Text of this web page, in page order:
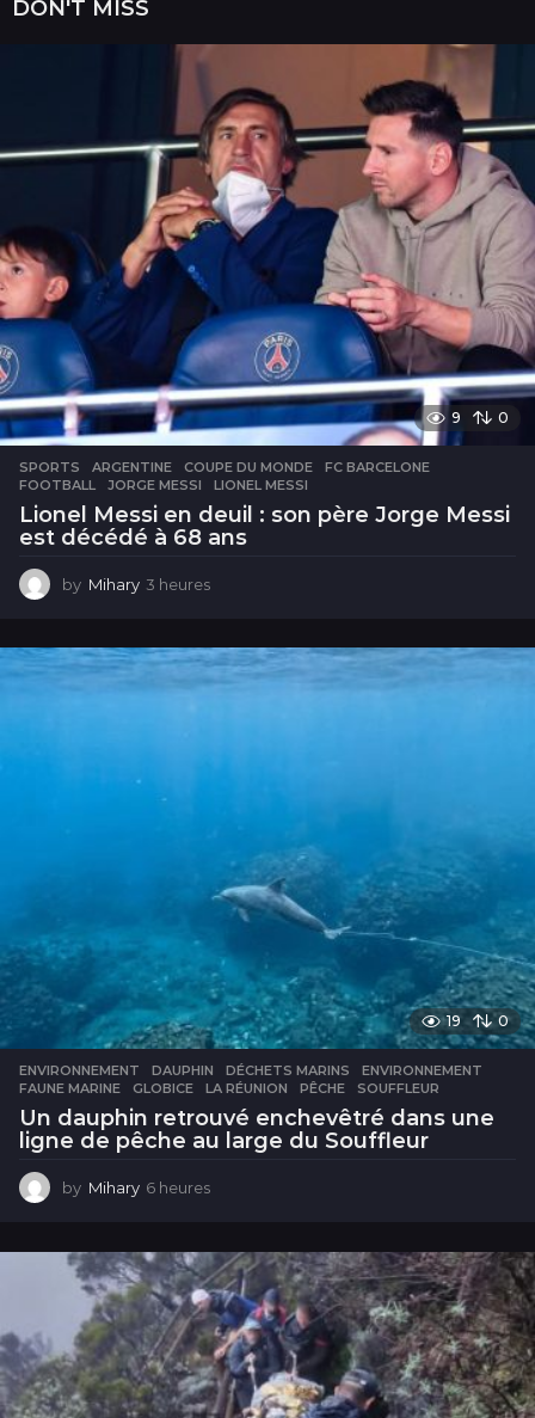
DON'T MISS
9 0
SPORTS ARGENTINE ,COUPE DU MONDE ,FC BARCELONE
FOOTBALL
,JORGE MESSI ,LIONEL MESSI
Lionel Messi en deuil : son père Jorge Messi
est décédé à 68 ans
by Mihary 3 heures
u
19 0
ENVIRONNEMENT DAUPHIN ,DÉCHETS MARINS ,ENVIRONNEMENT
FAUNE MARINE
,GLOBICE ,LA RÉUNION ,PÊCHE ,SOUFFLEUR
Un dauphin retrouvé enchevêtré dans une
ligne de pêche au large du Souffleur
by Mihary 6 heures
u
r
e
s